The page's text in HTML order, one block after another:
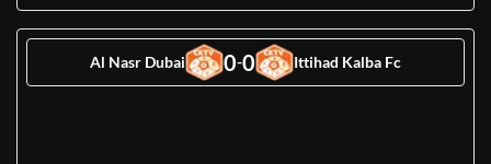
Al Nasr Dubai 0-0 Ittihad Kalba Fc